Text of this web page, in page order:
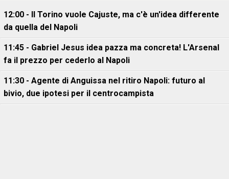
12:00 - Il Torino vuole Cajuste, ma c'è un'idea differente
da quella del Napoli
11:45 - Gabriel Jesus idea pazza ma concreta! L'Arsenal
fa il prezzo per cederlo al Napoli
11:30 - Agente di Anguissa nel ritiro Napoli: futuro al
bivio, due ipotesi per il centrocampista